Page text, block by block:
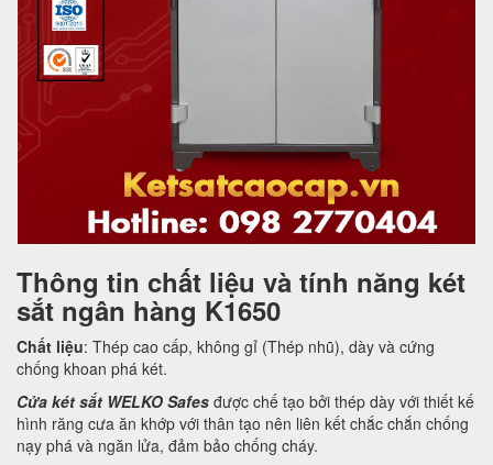
Thông tin chất liệu và tính năng két
sắt ngân hàng K1650
Chất liệu: Thép cao cấp, không gỉ (Thép nhũ), dày và cứng
chống khoan phá két.
Cửa két sắt WELKO Safes được chế tạo bởi thép dày với thiết kế
hình răng cưa ăn khớp với thân tạo nên liên kết chắc chắn chống
nạy phá và ngăn lửa, đảm bảo chống cháy.